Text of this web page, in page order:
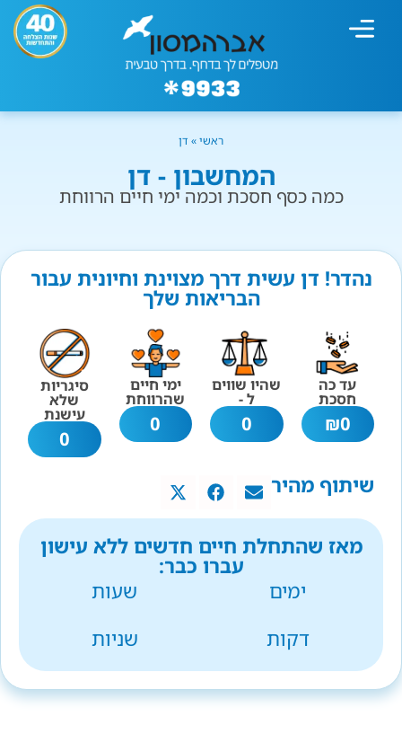
ראשי» דן
המחשבון - דן
כמה כסף חסכת וכמה ימי חיים הרווחת
נהדר! דן עשית דרך מצוינת וחיונית עבור
הבריאות שלך
עד כה
חסכת
0
₪
שהיו שווים
ל -
0
ימי חיים
שהרווחת
0
סיגריות
שלא
עישנת
0
שיתוף מהיר
מאז שהתחלת חיים חדשים ללא עישון
עברו כבר:
ימים
שעות
דקות
שניות